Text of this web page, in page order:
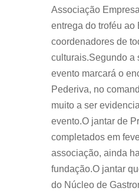
Associação
entrega do troféu ao
coordenadores de
culturais.Segundo a
evento marcará o
Pederiva, no
muito a ser
evento.O jantar de
completados em
associação, ainda
fundação.O jantar
do Núcleo de